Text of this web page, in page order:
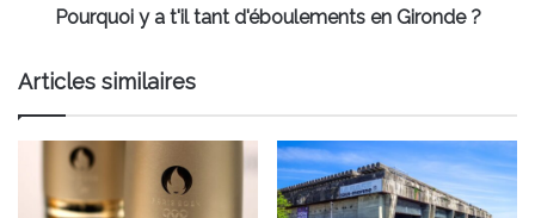
Pourquoi y a t'il tant d'éboulements en Gironde ?
Articles similaires